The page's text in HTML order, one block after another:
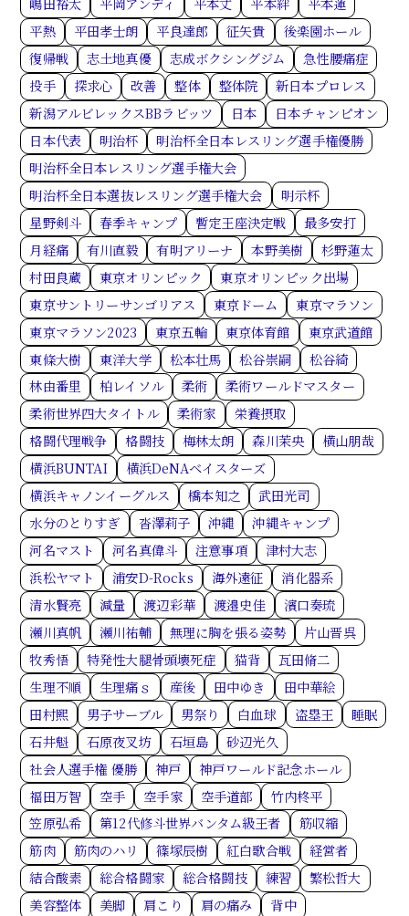
嶋田裕太
平岡アンディ 平本丈 平本絆
平本蓮
平熱
平田孝士朗 平良達郎 征矢貴
後楽園ホール
復帰戦
志土地真優 志成ボクシングジム
急性腰痛症
投手
探求心 改善 整体 整体院
新日本プロレス
新潟アルビレックスBBラビッツ
日本
日本チャンピオン
日本代表
明治杯
明治杯全日本レスリング選手権優勝
明治杯全日本レスリング選手権大会
明治杯全日本選抜レスリング選手権大会
明示杯
星野剣斗
春季キャンプ 暫定王座決定戦
最多安打
月経痛
有川直毅 有明アリーナ 本野美樹
杉野蓮太
村田良蔵
東京オリンピック
東京オリンピック出場
東京サントリーサンゴリアス
東京ドーム
東京マラソン
東京マラソン2023
東京五輪 東京体育館
東京武道館
東條大樹
東洋大学 松本壮馬 松谷崇嗣
松谷綺
林由番里
柏レイソル 柔術
柔術ワールドマスター
柔術世界四大タイトル
柔術家
栄養摂取
格闘代理戦争
格闘技 梅林太朗 森川茉央
横山朋哉
横浜BUNTAI
横浜DeNAベイスターズ
横浜キャノンイーグルス
橋本知之
武田光司
水分のとりすぎ
沓澤莉子 沖縄
沖縄キャンプ
河名マスト
河名真偉斗 注意事項
津村大志
浜松ヤマト
浦安D-Rocks 海外遠征
消化器系
清水賢亮
減量 渡辺彩華 渡邉史佳
濱口奏琉
瀬川真帆
瀬川祐輔 無理に胸を張る姿勢
片山晋呉
牧秀悟
特発性大腿骨頭壊死症 猫背
瓦田脩二
生理不順
生理痛ｓ 産後 田中ゆき
田中華絵
田村熙
男子サーブル 男祭り 白血球 盗塁王
睡眠
石井魁
石原夜叉坊 石垣島
砂辺光久
社会人選手権 優勝
神戸
神戸ワールド記念ホール
福田万智
空手 空手家 空手道部
竹内柊平
笠原弘希
第12代修斗世界バンタム級王者
筋収縮
筋肉
筋肉のハリ 篠塚辰樹 紅白歌合戦
経営者
結合酸素
総合格闘家 総合格闘技 練習
繁松哲大
美容整体
美脚 肩こり 肩の痛み
背中